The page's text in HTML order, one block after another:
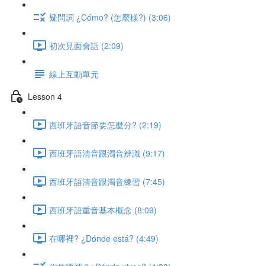
疑問詞 ¿Cómo? (怎麼樣?) (3:06)
初次見面會話 (2:09)
線上互動單元
Lesson 4
西班牙語音節要怎麼分? (2:19)
西班牙語清音跟濁音辨識 (9:17)
西班牙語清音跟濁音練習 (7:45)
西班牙語重音基本概念 (8:09)
在哪裡? ¿Dónde está? (4:49)